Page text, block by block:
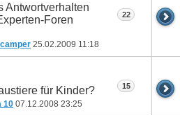
Antwortverhalten
Foren
25.02.2009 11:18
22
für Kinder?
10 07.12.2008 23:25
15